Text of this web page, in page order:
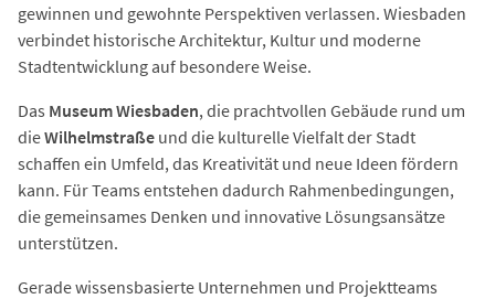
gewinnen und gewohnte Perspektiven verlassen. Wiesbaden
verbindet historische Architektur, Kultur und moderne
Stadtentwicklung auf besondere Weise.
Das Museum Wiesbaden, die prachtvollen Gebäude rund um
dieWilhelmstraße und die kulturelle Vielfalt der Stadt
schaffen ein Umfeld, das Kreativität und neue Ideen fördern
kann. Für Teams entstehen dadurch Rahmenbedingungen,
die gemeinsames Denken und innovative Lösungsansätze
unterstützen.
Gerade wissensbasierte Unternehmen und Projektteams